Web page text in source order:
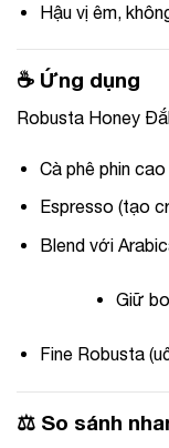
Hậu vị êm,
☕ Ứng dụng
Robusta Honey
Cà phê phin
Espresso (tạo
Blend với
Giữ
Fine Robusta
⚖️ So sánh